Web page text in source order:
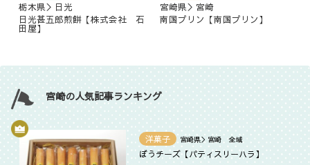
栃木県＞日光
日光甚五郎煎餅【株式会社 石
田屋】
宮崎県＞宮崎
南国プリン【南国プリン】
宮崎の人気記事ランキング
洋菓子 宮崎県＞宮崎 全域
ぼうチーズ【パティスリーハラ】